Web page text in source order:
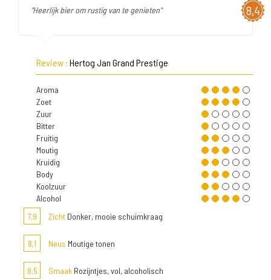
8,4
"Heerlijk bier om rustig van te genieten"
Review : Hertog Jan Grand Prestige
Aroma
Zoet
Zuur
Bitter
Fruitig
Moutig
Kruidig
Body
Koolzuur
Alcohol
7,9
Zicht Donker, mooie schuimkraag
8,1 Neus Moutige tonen
8,5 Smaak Rozijntjes, vol, alcoholisch